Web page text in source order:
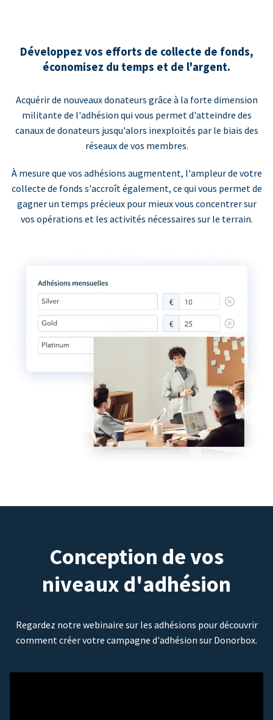
Développez vos efforts de collecte de fonds,
économisez du temps et de l'argent.
Acquérir de nouveaux donateurs grâce à la forte dimension
militante de l'adhésion qui vous permet d'atteindre des
canaux de donateurs jusqu'alors inexploités par le biais des
réseaux de vos membres.
À mesure que vos adhésions augmentent, l'ampleur de votre
collecte de fonds s'accroît également, ce qui vous permet de
gagner un temps précieux pour mieux vous concentrer sur
vos opérations et les activités nécessaires sur le terrain.
Conception de vos
niveaux d'adhésion
Regardez notre webinaire sur les adhésions pour découvrir
comment créer votre campagne d'adhésion sur Donorbox.